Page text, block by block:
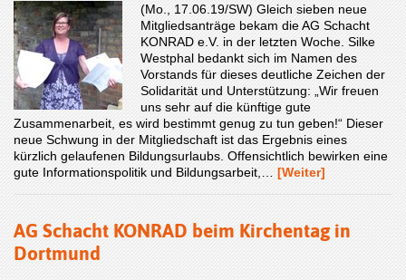
(Mo., 17.06.19/SW) Gleich sieben neue
Mitgliedsanträge bekam die AG Schacht
KONRAD e.V. in der letzten Woche. Silke
Westphal bedankt sich im Namen des
Vorstands für dieses deutliche Zeichen der
Solidarität und Unterstützung: „Wir freuen
uns sehr auf die künftige gute
Zusammenarbeit, es wird bestimmt genug zu tun geben!“ Dieser
neue Schwung in der Mitgliedschaft ist das Ergebnis eines
kürzlich gelaufenen Bildungsurlaubs. Offensichtlich bewirken eine
gute Informationspolitik und Bildungsarbeit,… [Weiter]
AG Schacht KONRAD beim Kirchentag in
Dortmund